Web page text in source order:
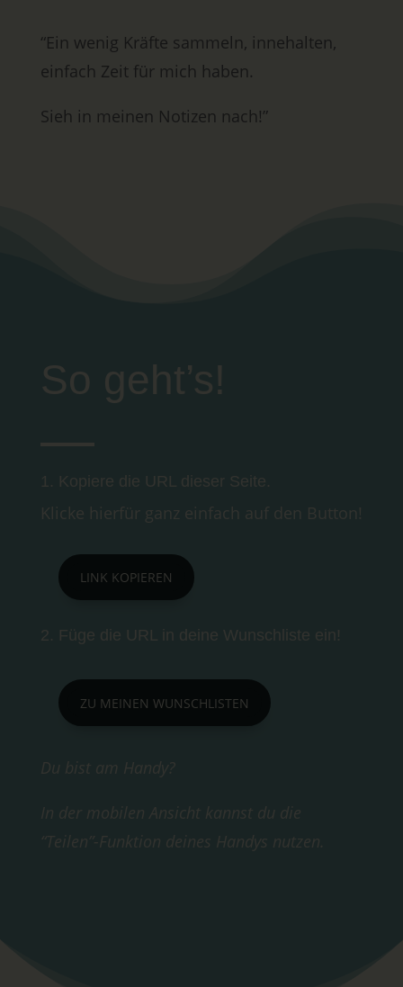
“Ein wenig Kräfte sammeln, innehalten,
einfach Zeit für mich haben.
Sieh in meinen Notizen nach!”
So geht’s!
1. Kopiere die URL dieser Seite.
Klicke hierfür ganz einfach auf den Button!
LINK KOPIEREN
2. Füge die URL in deine Wunschliste ein!
ZU MEINEN WUNSCHLISTEN
Du bist am Handy?
In der mobilen Ansicht kannst du die
“Teilen”-Funktion deines Handys nutzen.